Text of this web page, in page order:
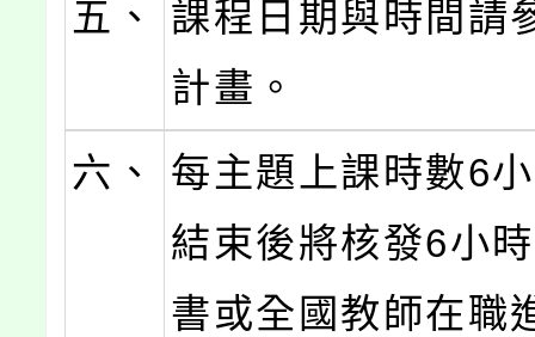
五、
課程日期與時間請
計畫。
六、
每主題上課時數6
結束後將核發6小
書或全國教師在職